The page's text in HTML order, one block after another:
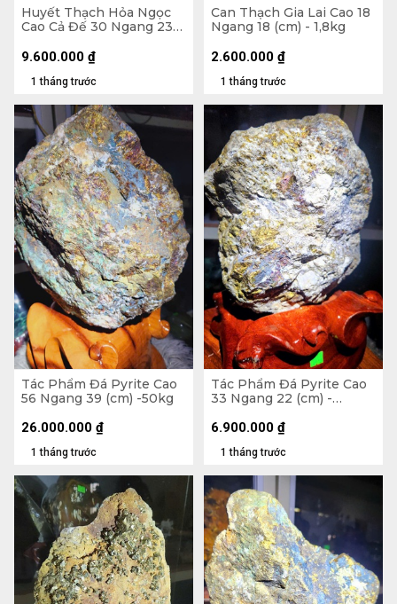
Huyết Thạch Hỏa Ngọc
Cao Cả Đế 30 Ngang 23
6,4kg
1 tháng trước
9.600.000 ₫
Can Thạch Gia Lai Cao 18
Ngang 18 (cm) - 1,8kg
1 tháng trước
2.600.000 ₫
Tác Phẩm Đá Pyrite Cao
56 Ngang 39 (cm) -50kg
1 tháng trước
26.000.000 ₫
Tác Phẩm Đá Pyrite Cao
33 Ngang 22 (cm) -
1 tháng trước
6.900.000 ₫